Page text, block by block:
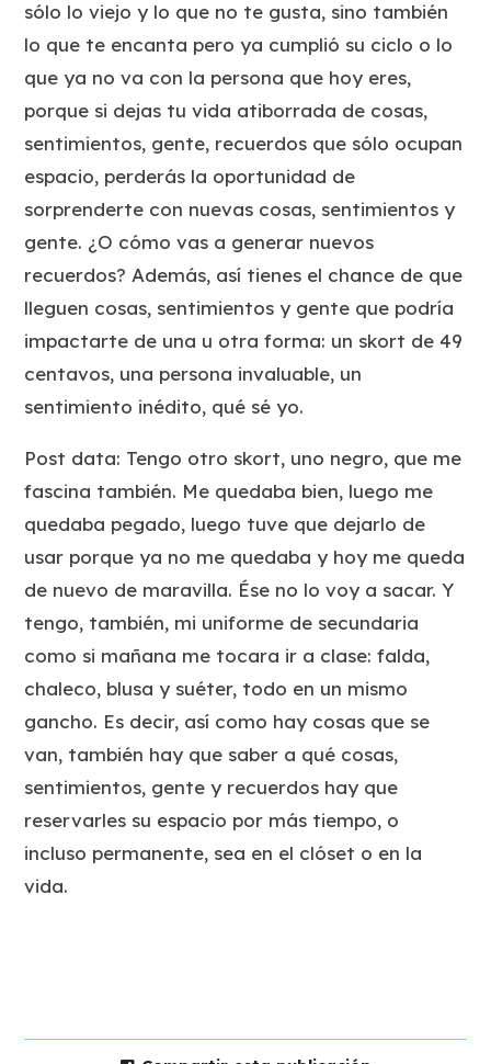
sólo lo viejo y lo que no te gusta, sino también
lo que te encanta pero ya cumplió su ciclo o lo
que ya no va con la persona que hoy eres,
porque si dejas tu vida atiborrada de cosas,
sentimientos, gente, recuerdos que sólo ocupan
espacio, perderás la oportunidad de
sorprenderte con nuevas cosas, sentimientos y
gente. ¿O cómo vas a generar nuevos
recuerdos? Además, así tienes el chance de que
lleguen cosas, sentimientos y gente que podría
impactarte de una u otra forma: un skort de 49
centavos, una persona invaluable, un
sentimiento inédito, qué sé yo.
Post data: Tengo otro skort, uno negro, que me
fascina también. Me quedaba bien, luego me
quedaba pegado, luego tuve que dejarlo de
usar porque ya no me quedaba y hoy me queda
de nuevo de maravilla. Ése no lo voy a sacar. Y
tengo, también, mi uniforme de secundaria
como si mañana me tocara ir a clase: falda,
chaleco, blusa y suéter, todo en un mismo
gancho. Es decir, así como hay cosas que se
van, también hay que saber a qué cosas,
sentimientos, gente y recuerdos hay que
reservarles su espacio por más tiempo, o
incluso permanente, sea en el clóset o en la
vida.